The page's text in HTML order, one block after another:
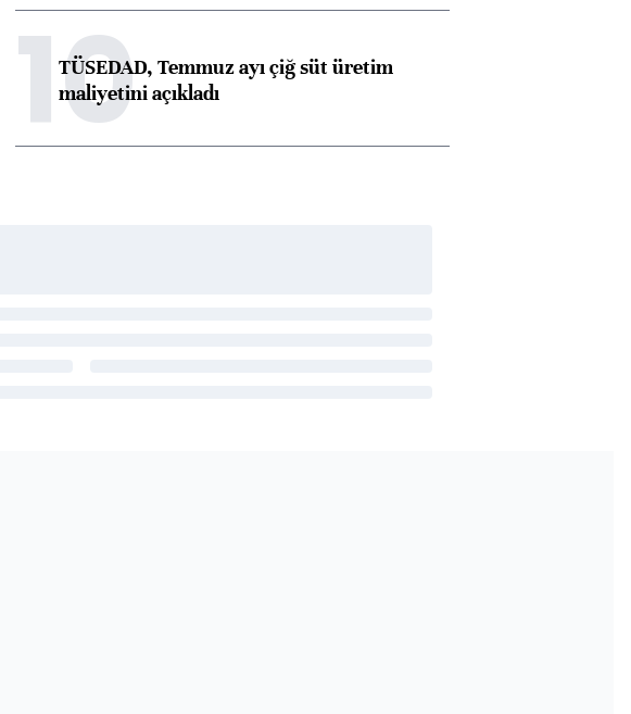
10
TÜSEDAD, Temmuz ayı çiğ süt üretim
maliyetini açıkladı